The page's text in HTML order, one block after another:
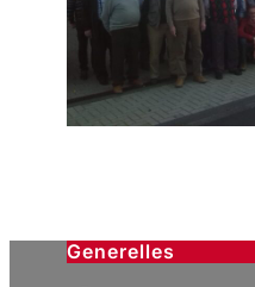
Generelles